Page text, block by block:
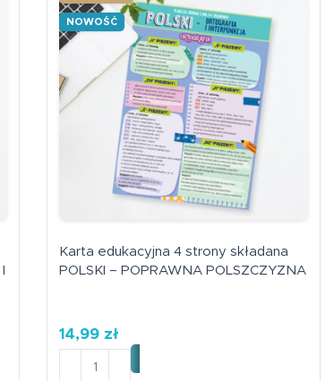
NOWOŚĆ
Karta edukacyjna 4 strony składana
POLSKI – POPRAWNA POLSZCZYZNA
14,99 zł
ilość Karta edukacyjna 4 strony